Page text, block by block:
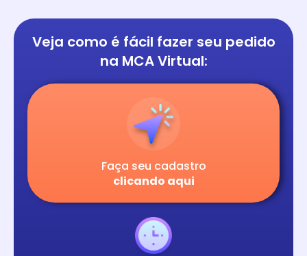
Veja como é fácil fazer seu pedido
na MCA Virtual:
Faça seu cadastro
clicando aqui